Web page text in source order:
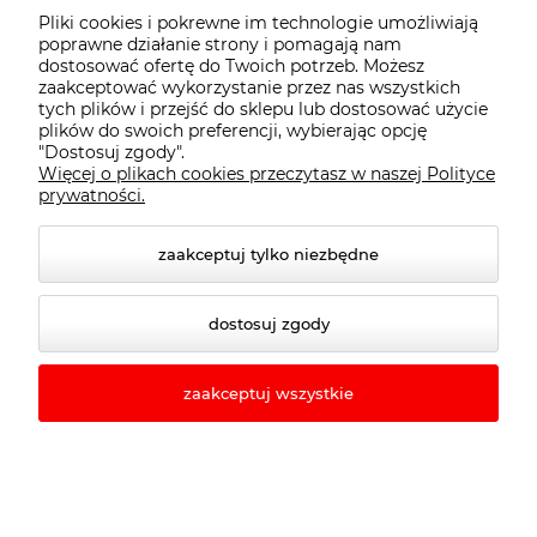
BaByliss PRO The Straightener BAB2091EPE
Prostownica do włosów
2 oceny
299,00 zł 385,00 zł
Najniższa cena:299,00 zł
Pliki cookies i pokrewne im technologie umożliwiają
poprawne działanie strony i pomagają nam
dostosować ofertę do Twoich potrzeb. Możesz
zaakceptować wykorzystanie przez nas wszystkich
tych plików i przejść do sklepu lub dostosować użycie
plików do swoich preferencji, wybierając opcję
"Dostosuj zgody".
Więcej o plikach cookies przeczytasz w naszej Polityce
prywatności.
zaakceptuj tylko niezbędne
dostosuj zgody
zaakceptuj wszystkie